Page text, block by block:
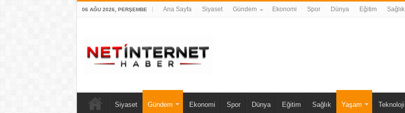
06 AĞU 2026, PERŞEMBE Ana Sayfa Siyaset Gündem Ekonomi Spor Dünya Eğitim Sağlık
Siyaset Gündem Ekonomi Spor Dünya Eğitim Sağlık Yaşam Teknoloji